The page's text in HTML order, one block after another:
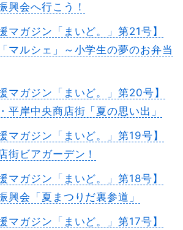
興会へ行こう！
マガジン「まいど。」第21号】
マルシェ」～小学生の夢のお弁当
マガジン「まいど。」第20号】
平岸中央商店街「夏の思い出」
マガジン「まいど。」第19号】
街ビアガーデン！
マガジン「まいど。」第18号】
興会「夏まつりだ裏参道」
マガジン「まいど。」第17号】